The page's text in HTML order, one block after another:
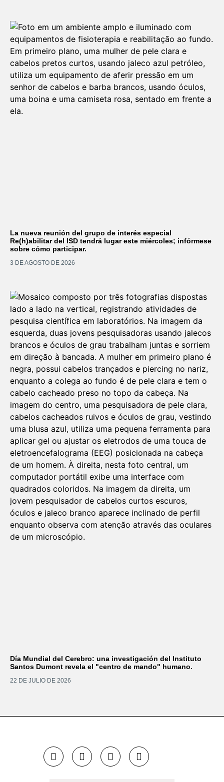
La nueva reunión del grupo de interés especial
Re(h)abilitar del ISD tendrá lugar este miércoles; infórmese
sobre cómo participar.
3 DE AGOSTO DE 2026
Día Mundial del Cerebro: una investigación del Instituto
Santos Dumont revela el "centro de mando" humano.
22 DE JULIO DE 2026